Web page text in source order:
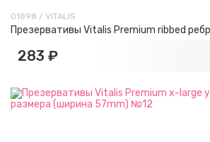
01898 / VITALIS
Презервативы Vitalis Premium ribbed
283 ₽